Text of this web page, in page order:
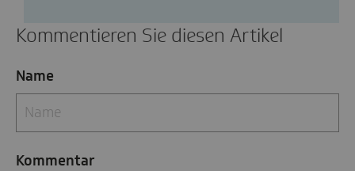
Kommentieren Sie diesen Artikel
Name
Kommentar